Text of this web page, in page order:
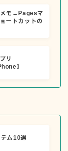
メモ→Pagesマ
ートカットの
リ
】
ム10選